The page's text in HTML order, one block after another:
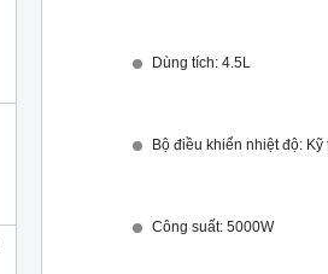
Dùng tích: 4.5L
Bộ điều khiển nhiệt độ: Kỹ
Công suất: 5000W